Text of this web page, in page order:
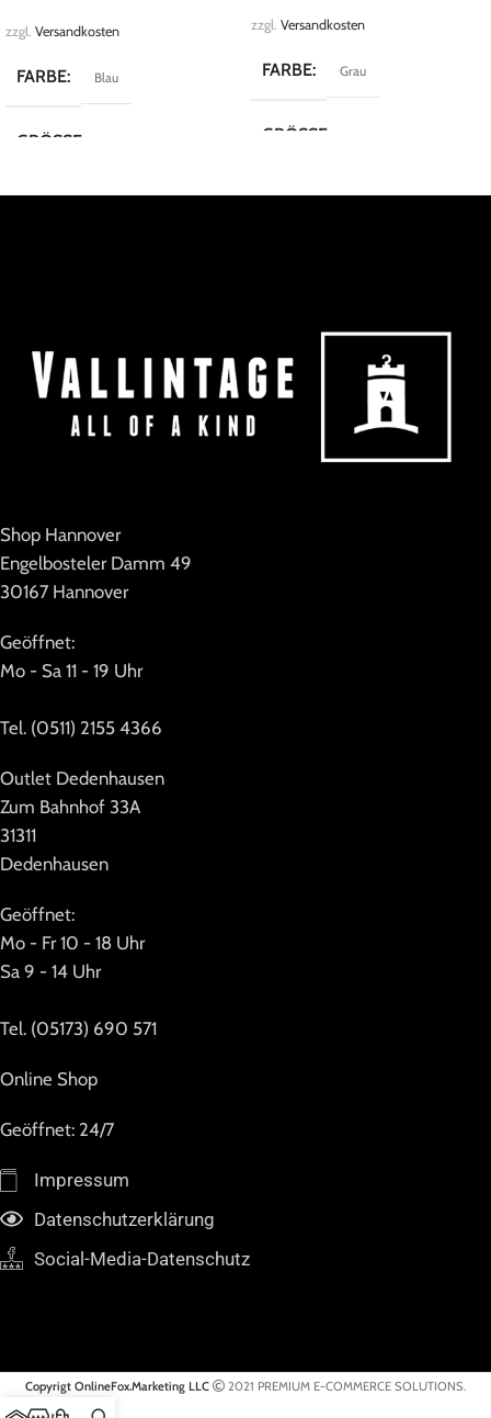
zzgl. Versandkosten
FARBE Blau
GRÖSSE
zzgl. Versandkosten
FARBE Grau
GRÖSSE
MARKE Vero Moda
Shop Hannover
Engelbosteler Damm 49
30167 Hannover
Geöffnet:
Mo - Sa 11 - 19 Uhr
Tel. (0511) 2155 4366
Outlet Dedenhausen
Zum Bahnhof 33A
31311
Dedenhausen
Geöffnet:
Mo - Fr 10 - 18 Uhr
Sa 9 - 14 Uhr
Tel. (05173) 690 571
Online Shop
Geöffnet: 24/7
Impressum
Datenschutzerklärung
Social-Media-Datenschutz
Copyrigt OnlineFox.Marketing LLC 2021 PREMIUM E-COMMERCE SOLUTIONS.